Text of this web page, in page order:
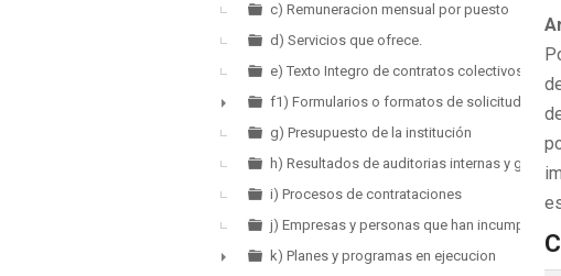
►
c) Remuneracion mensual por puesto
d) Servicios que ofrece.
e) Texto Integro de contratos colectivos
►
f1) Formularios o formatos de solicitudes
g) Presupuesto de la institución
h) Resultados de auditorias internas y
i) Procesos de contrataciones
j) Empresas y personas que han incumplido
k) Planes y programas en ejecucion